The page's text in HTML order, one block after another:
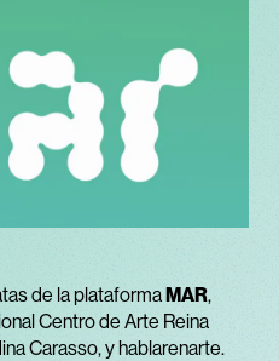
de la plataformaMAR,
Centro de Arte Reina
Carasso, y hablarenarte.